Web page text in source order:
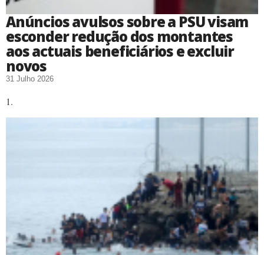
Anúncios avulsos sobre a PSU visam
esconder redução dos montantes
aos actuais beneficiários e excluir
novos
31 Julho 2026
1.